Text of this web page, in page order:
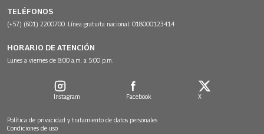
TELÉFONOS
(+57) (601) 2200700. Línea gratuita nacional: 018000123414
HORARIO DE ATENCIÓN
Lunes a viernes de 8:00 a.m. a 5:00 p.m.
Instagram Facebook X
Política de privacidad y tratamiento de datos personales
Condiciones de uso